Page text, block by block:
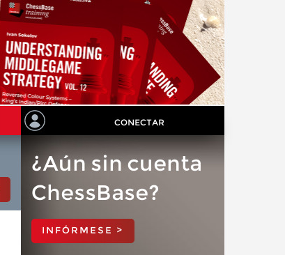
CONECTAR
¿Aún sin cuenta
ChessBase?
INFÓRMESE >